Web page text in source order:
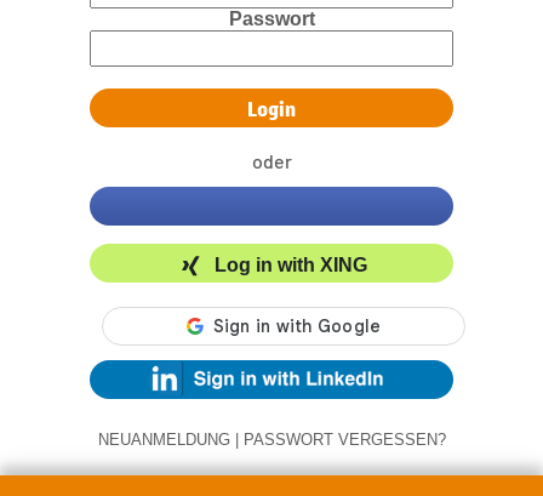
Passwort
oder
Log in with XING
NEUANMELDUNG | PASSWORT VERGESSEN?